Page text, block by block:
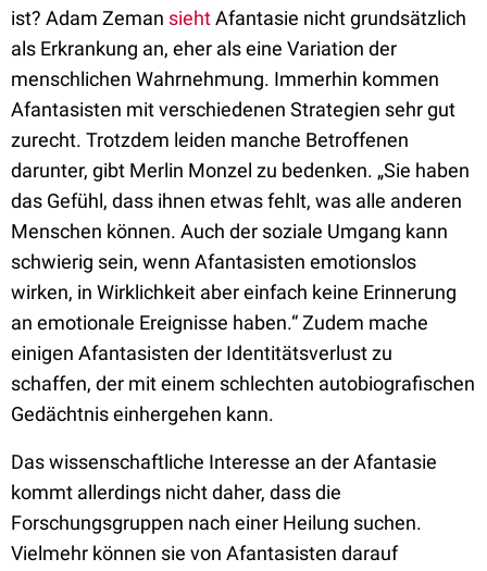
ist? Adam Zeman siehtAfantasie nicht grundsätzlich
als Erkrankung an, eher als eine Variation der
menschlichen Wahrnehmung. Immerhin kommen
Afantasisten mit verschiedenen Strategien sehr gut
zurecht. Trotzdem leiden manche Betroffenen
darunter, gibt Merlin Monzel zu bedenken. „Sie haben
das Gefühl, dass ihnen etwas fehlt, was alle anderen
Menschen können. Auch der soziale Umgang kann
schwierig sein, wenn Afantasisten emotionslos
wirken, in Wirklichkeit aber einfach keine Erinnerung
an emotionale Ereignisse haben.“ Zudem mache
einigen Afantasisten der Identitätsverlust zu
schaffen, der mit einem schlechten autobiografischen
Gedächtnis einhergehen kann.
Das wissenschaftliche Interesse an der Afantasie
kommt allerdings nicht daher, dass die
Forschungsgruppen nach einer Heilung suchen.
Vielmehr können sie von Afantasisten darauf